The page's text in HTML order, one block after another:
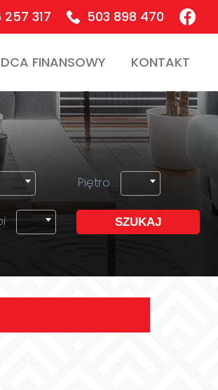
257 317 503 898 470
FINANSOWY KONTAKT
Piętro
SZUKAJ